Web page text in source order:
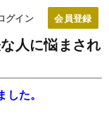
グイン
人に悩まされ
た。